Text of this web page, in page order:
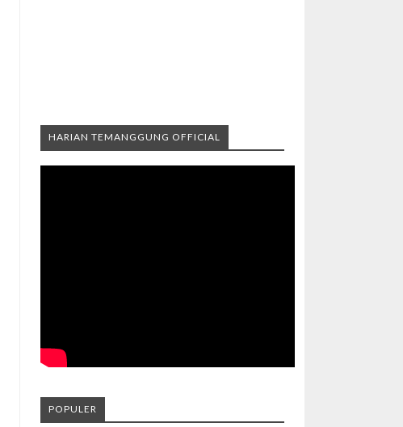
HARIAN TEMANGGUNG OFFICIAL
POPULER